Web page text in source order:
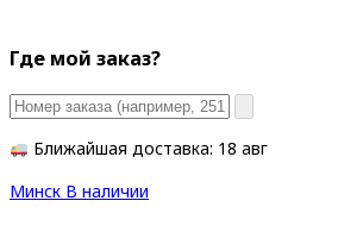
Где мой заказ?
Ближайшая доставка: 18 авг
Минск В наличии